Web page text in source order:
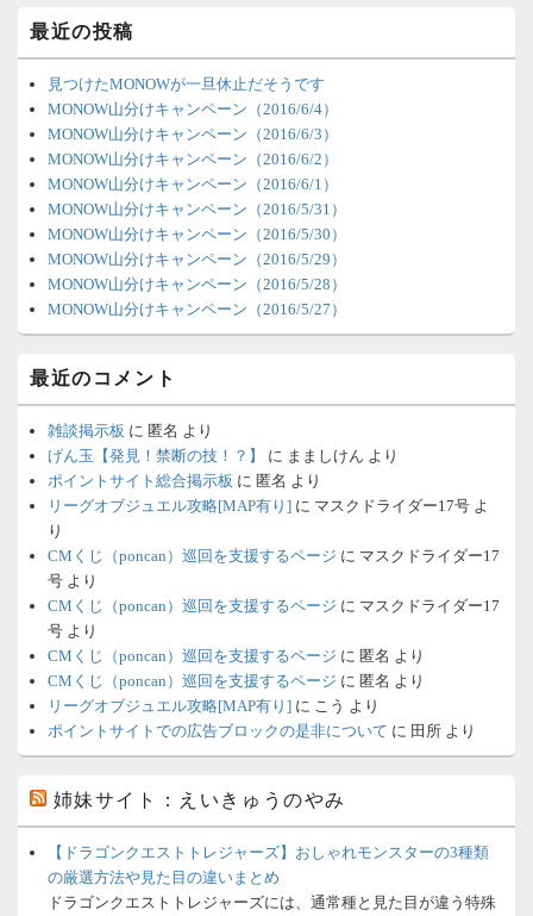
ィ
ジ
ェ
ッ
ア
最近の投稿
見つけたMONOWが一旦休止だそうです
MONOW山分けキャンペーン（2016/6/4）
MONOW山分けキャンペーン（2016/6/3）
MONOW山分けキャンペーン（2016/6/2）
MONOW山分けキャンペーン（2016/6/1）
MONOW山分けキャンペーン（2016/5/31）
MONOW山分けキャンペーン（2016/5/30）
MONOW山分けキャンペーン（2016/5/29）
MONOW山分けキャンペーン（2016/5/28）
MONOW山分けキャンペーン（2016/5/27）
最近のコメント
雑談掲示板 に 匿名 より
げん玉【発見！禁断の技！？】
に まましけん より
ポイントサイト総合掲示板 に 匿名 より
リーグオブジュエル攻略[MAP有り] に マスクドライダー17号 よ
り
CMくじ（poncan）巡回を支援するページ に マスクドライダー17
号 より
CMくじ（poncan）巡回を支援するページ に マスクドライダー17
号 より
CMくじ（poncan）巡回を支援するページ に 匿名 より
CMくじ（poncan）巡回を支援するページ に 匿名 より
リーグオブジュエル攻略[MAP有り] に こう より
ポイントサイトでの広告ブロックの是非について に 田所 より
姉妹サイト：えいきゅうのやみ
【ドラゴンクエストトレジャーズ】おしゃれモンスターの3種類
の厳選方法や見た目の違いまとめ
ドラゴンクエストトレジャーズには、通常種と見た目が違う特殊